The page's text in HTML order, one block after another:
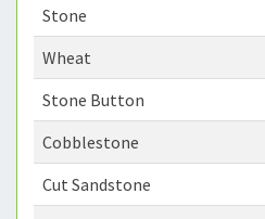
Stone
Wheat
Stone Button
Cobblestone
Cut Sandstone